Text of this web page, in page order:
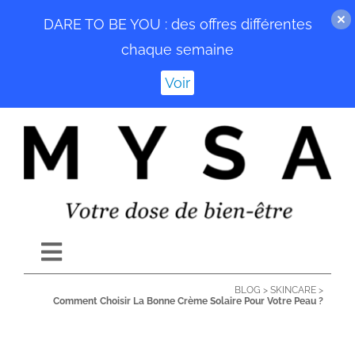
contenu
Toggle
Navigation
ACCUEIL
BLOG > SKINCARE >
Comment Choisir La Bonne Crème Solaire Pour Votre Peau ?
DARE TO BE YOU : des offres différentes
chaque semaine
Voir